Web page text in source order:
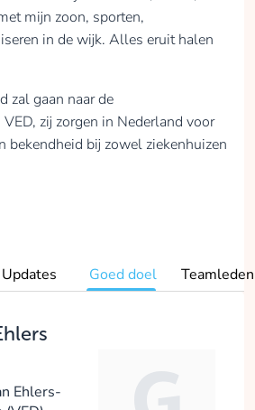
mijn zoon, sporten,
in de wijk. Alles eruit halen
zal gaan naar de
zij zorgen in Nederland voor
bekendheid bij zowel ziekenhuizen
Updates Goed doel Teamleden
Ehlers-